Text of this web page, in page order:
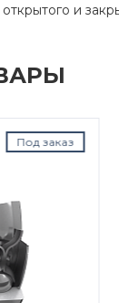
и
заказ